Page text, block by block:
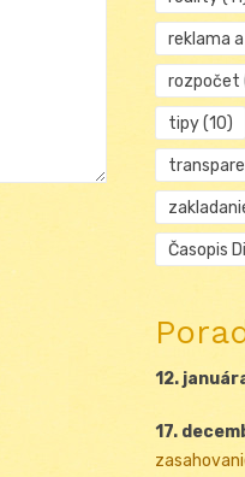
reklama a
rozpočet
tipy(10)
Časopis
12.
17.